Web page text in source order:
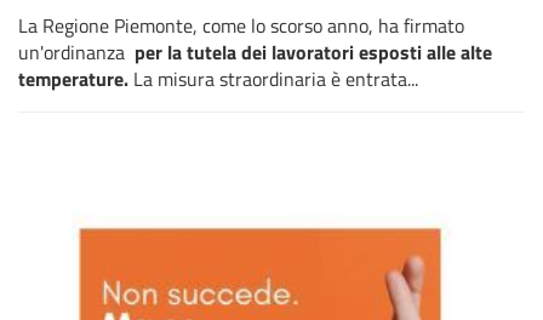
La Regione Piemonte, come lo scorso anno, ha firmato
un'ordinanza per la tutela dei lavoratori esposti alle alte
temperature. La misura straordinaria è entrata...